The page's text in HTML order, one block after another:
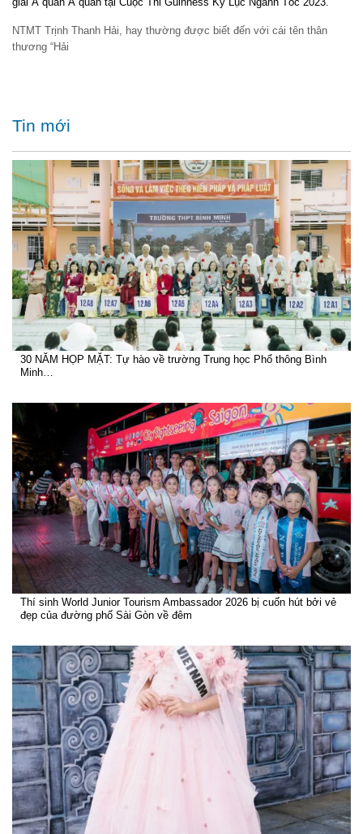
NTMT Trịnh Thanh Hải, hay thường được biết đến với cái tên thân
thương “Hải
Tin mới
30 NĂM HỌP MẶT: Tự hào về trường Trung học Phổ thông Bình
Minh…
Thí sinh World Junior Tourism Ambassador 2026 bị cuốn hút bởi vẻ
đẹp của đường phố Sài Gòn về đêm